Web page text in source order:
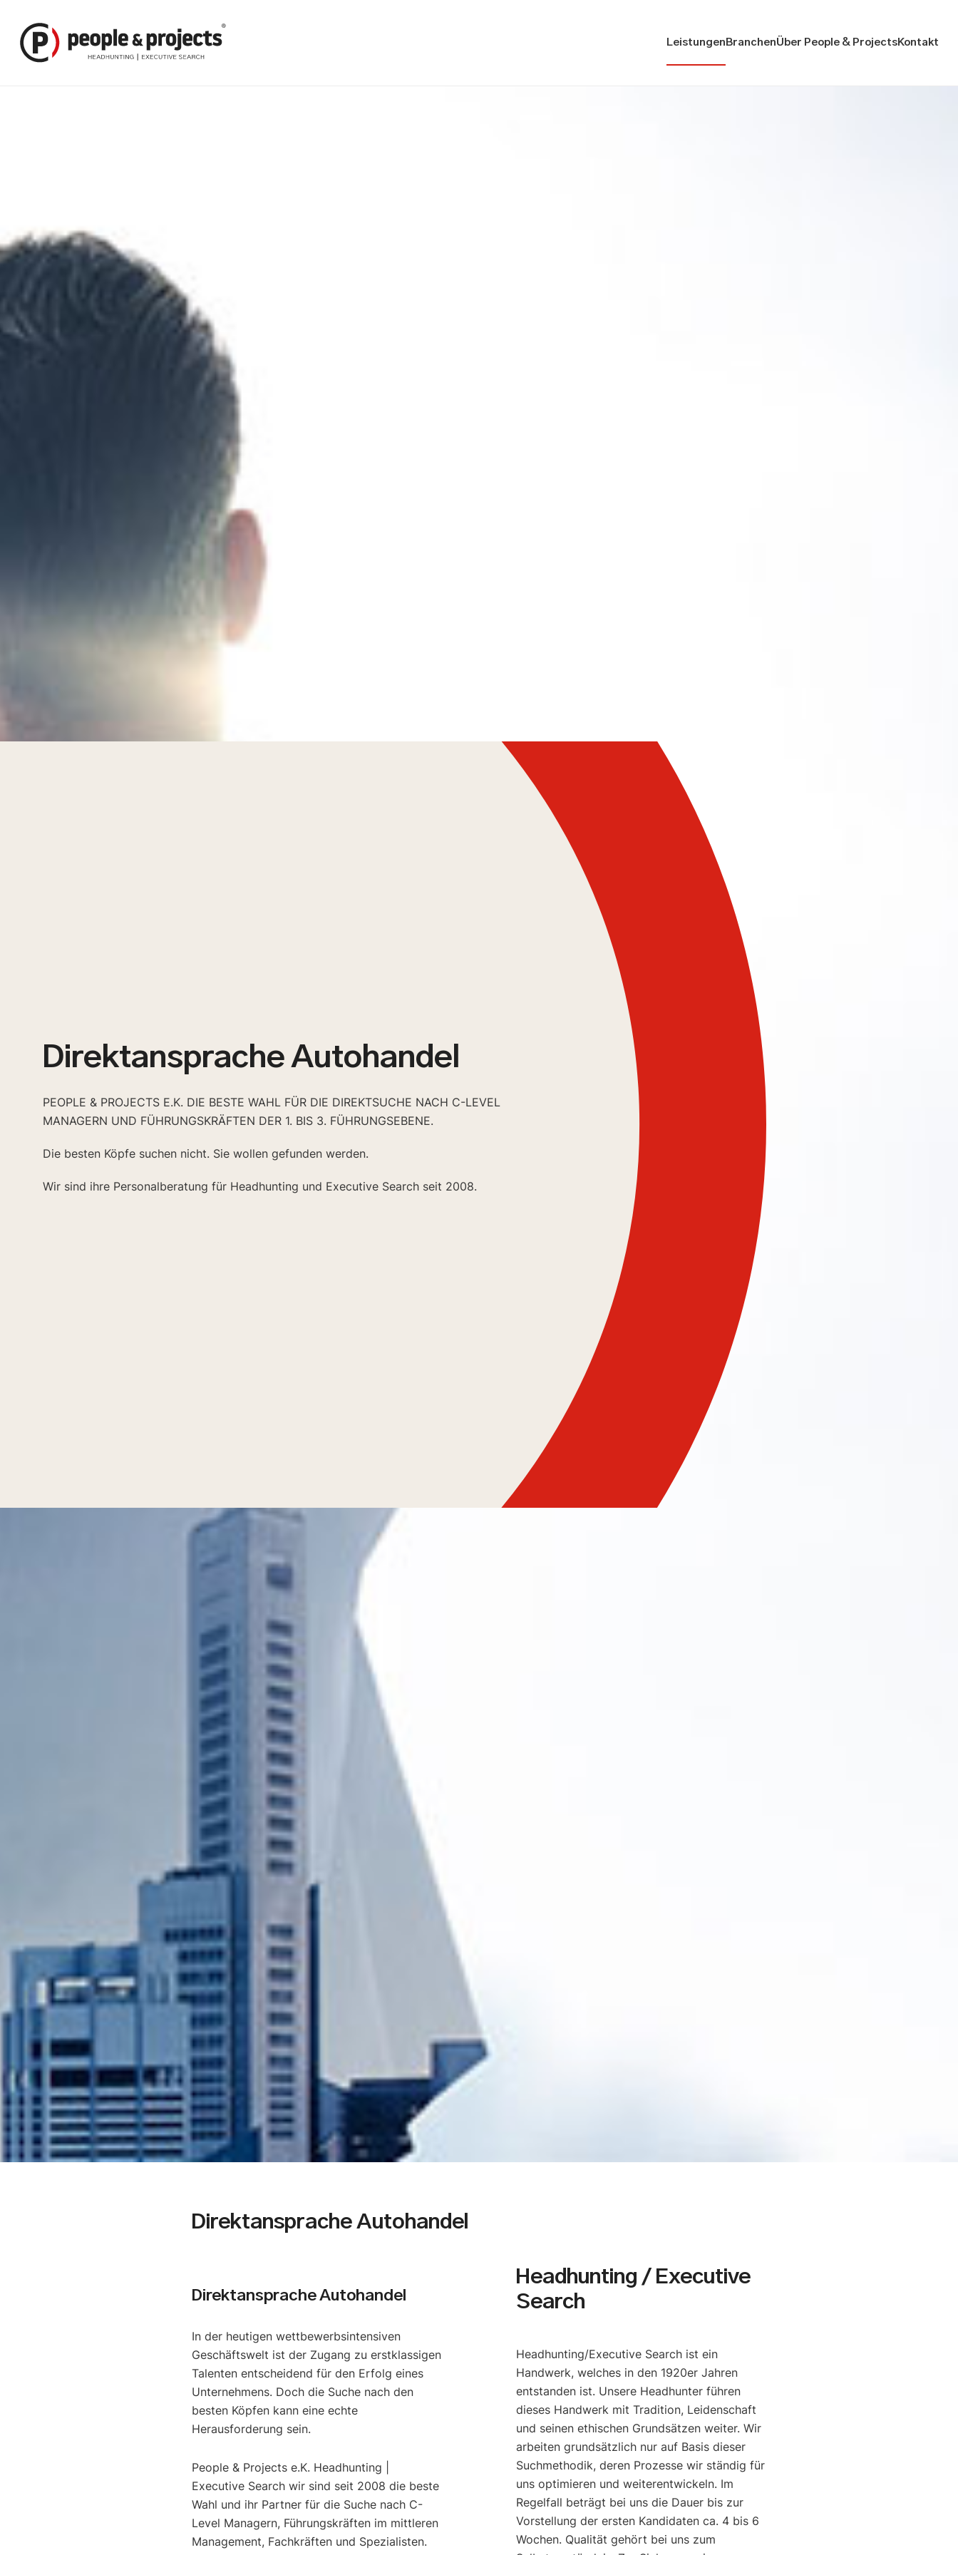
Leistungen BranchenÜber People & Projects Kontakt
Direktansprache Autohandel
PEOPLE & PROJECTS E.K. DIE BESTE WAHL FÜR DIE DIREKTSUCHE NACH C-LEVEL
MANAGERN UND FÜHRUNGSKRÄFTEN DER 1. BIS 3. FÜHRUNGSEBENE.
Die besten Köpfe suchen nicht. Sie wollen gefunden werden.
Wir sind ihre Personalberatung für Headhunting und Executive Search seit 2008.
Direktansprache Autohandel
Direktansprache Autohandel
In der heutigen wettbewerbsintensiven
Geschäftswelt ist der Zugang zu erstklassigen
Talenten entscheidend für den Erfolg eines
Unternehmens. Doch die Suche nach den
besten Köpfen kann eine echte
Herausforderung sein.
People & Projects e.K. Headhunting |
Executive Search wir sind seit 2008 die beste
Wahl und ihr Partner für die Suche nach C-
Level Managern, Führungskräften im mittleren
Management, Fachkräften und Spezialisten.
Headhunting / Executive
Search
Headhunting/Executive Search ist ein
Handwerk, welches in den 1920er Jahren
entstanden ist. Unsere Headhunter führen
dieses Handwerk mit Tradition, Leidenschaft
und seinen ethischen Grundsätzen weiter. Wir
arbeiten grundsätzlich nur auf Basis dieser
Suchmethodik, deren Prozesse wir ständig für
uns optimieren und weiterentwickeln. Im
Regelfall beträgt bei uns die Dauer bis zur
Vorstellung der ersten Kandidaten ca. 4 bis 6
Wochen. Qualität gehört bei uns zum